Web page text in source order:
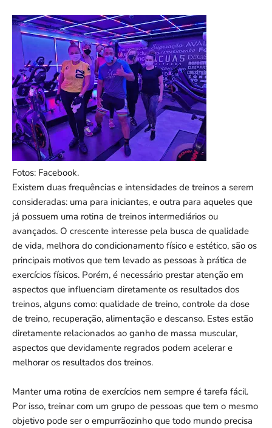
Fotos: Facebook.
Existem duas frequências e intensidades de treinos a serem
consideradas: uma para iniciantes, e outra para aqueles que
já possuem uma rotina de treinos intermediários ou
avançados. O crescente interesse pela busca de qualidade
de vida, melhora do condicionamento físico e estético, são os
principais motivos que tem levado as pessoas à prática de
exercícios físicos. Porém, é necessário prestar atenção em
aspectos que influenciam diretamente os resultados dos
treinos, alguns como: qualidade de treino, controle da dose
de treino, recuperação, alimentação e descanso. Estes estão
diretamente relacionados ao ganho de massa muscular,
aspectos que devidamente regrados podem acelerar e
melhorar os resultados dos treinos.
Manter uma rotina de exercícios nem sempre é tarefa fácil.
Por isso, treinar com um grupo de pessoas que tem o mesmo
objetivo pode ser o empurrãozinho que todo mundo precisa